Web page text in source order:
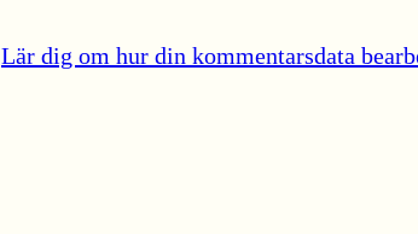
Lär dig om hur din kommentarsdata